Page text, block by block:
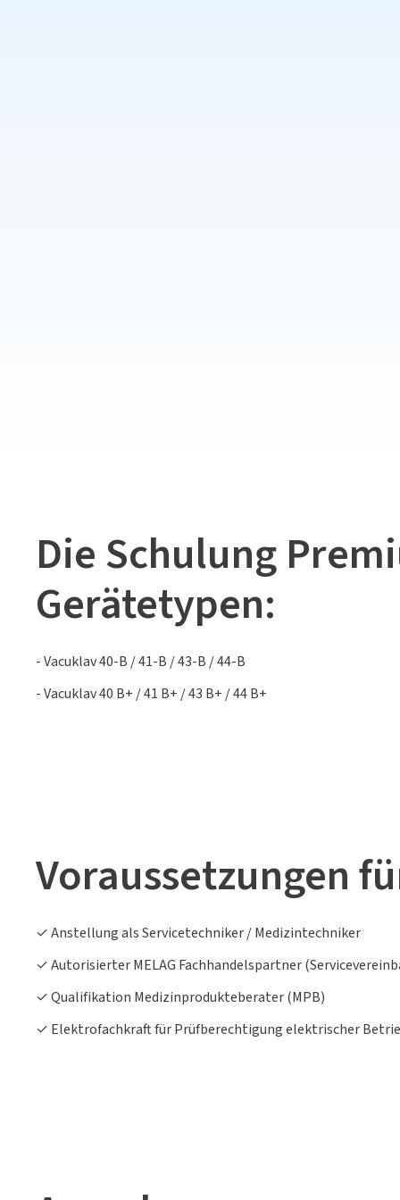
Die Schulung
Gerätetypen:
- Vacuklav 40-B / 41-B / 43-B / 44-B
- Vacuklav 40 B+ / 41 B+ / 43 B+ / 44 B+
Voraussetzungen
✓ Anstellung als Servicetechniker / Medizintechniker
✓ Autorisierter MELAG Fachhandelspartner
✓ Qualifikation Medizinprodukteberater (MPB)
✓ Elektrofachkraft für Prüfberechtigung elektrischer